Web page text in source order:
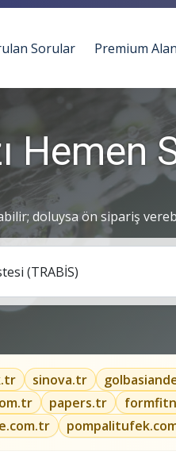
Sorular Premium
Hemen
doluysa ön sipariş
sinova.tr
papers.tr